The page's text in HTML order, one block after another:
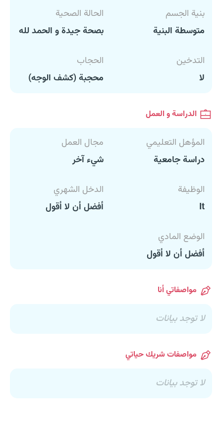
بنية الجسم
متوسطة البنية
الحالة الصحية
بصحة جيدة و الحمد لله
التدخين
لا
الحجاب
محجبة (كشف الوجه)
الدراسة و العمل
المؤهل التعليمي
دراسة جامعية
مجال العمل
شيء آخر
الوظيفة
It
الدخل الشهري
أفضل أن لا أقول
الوضع المادي
أفضل أن لا أقول
مواصفاتي أنا
لا توجد بيانات
مواصفات شريك حياتي
لا توجد بيانات